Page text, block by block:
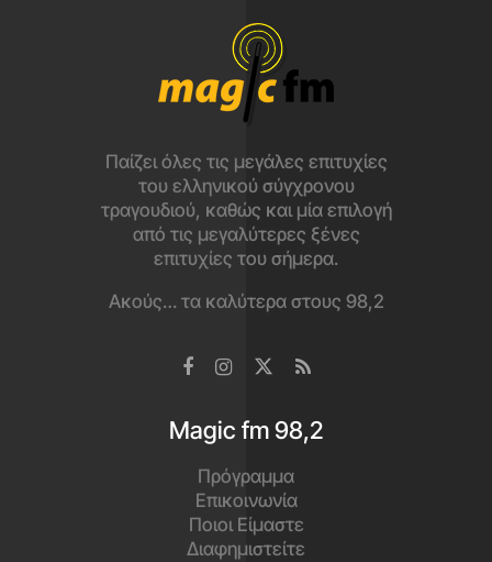
Παίζει όλες τις μεγάλες επιτυχίες
του ελληνικού σύγχρονου
τραγουδιού, καθώς και μία επιλογή
από τις μεγαλύτερες ξένες
επιτυχίες του σήμερα.
Ακούς… τα καλύτερα στους 98,2
Magic fm 98,2
Πρόγραμμα
Επικοινωνία
Ποιοι Είμαστε
Διαφημιστείτε